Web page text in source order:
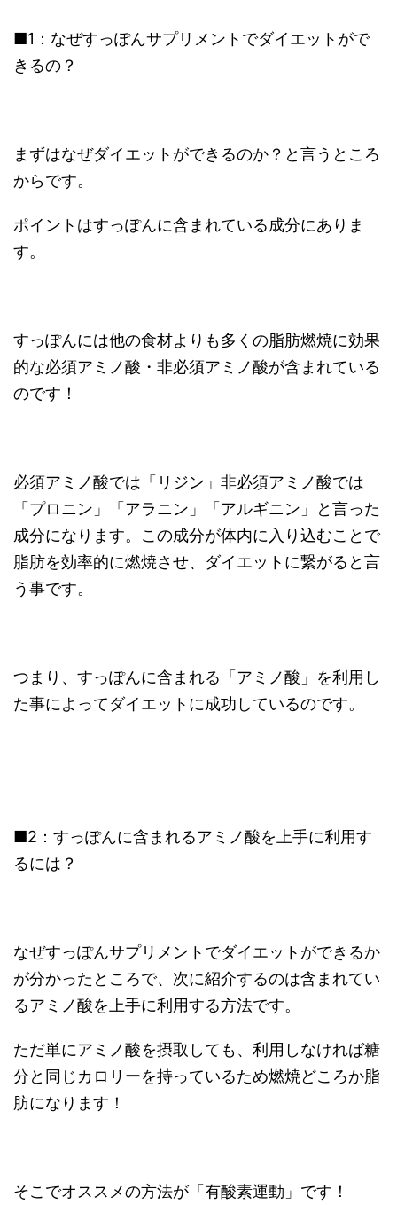
■1：なぜすっぽんサプリメントでダイエットがで
きるの？
まずはなぜダイエットができるのか？と言うところ
からです。
ポイントはすっぽんに含まれている成分にありま
す。
すっぽんには他の食材よりも多くの脂肪燃焼に効果
的な必須アミノ酸・非必須アミノ酸が含まれている
のです！
必須アミノ酸では「リジン」非必須アミノ酸では
「プロニン」「アラニン」「アルギニン」と言った
成分になります。この成分が体内に入り込むことで
脂肪を効率的に燃焼させ、ダイエットに繋がると言
う事です。
つまり、すっぽんに含まれる「アミノ酸」を利用し
た事によってダイエットに成功しているのです。
■2：すっぽんに含まれるアミノ酸を上手に利用す
るには？
なぜすっぽんサプリメントでダイエットができるか
が分かったところで、次に紹介するのは含まれてい
るアミノ酸を上手に利用する方法です。
ただ単にアミノ酸を摂取しても、利用しなければ糖
分と同じカロリーを持っているため燃焼どころか脂
肪になります！
そこでオススメの方法が「有酸素運動」です！